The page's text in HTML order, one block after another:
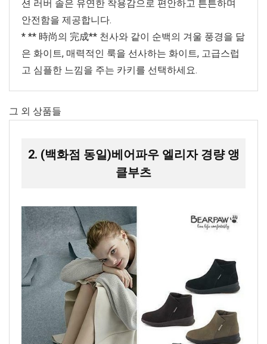
션 러버 솔은 유연한 착용감으로 편안하고 튼튼하며
안전함을 제공합니다.
* ** 時尚의 完成** 천사와 같이 순백의 겨울 풍경을 닮
은 화이트, 매력적인 룩을 선사하는 화이트, 고급스럽
고 심플한 느낌을 주는 카키를 선택하세요.
그 외 상품들
2. (백화점 동일)베어파우 엘리자 경량 앵
클부츠